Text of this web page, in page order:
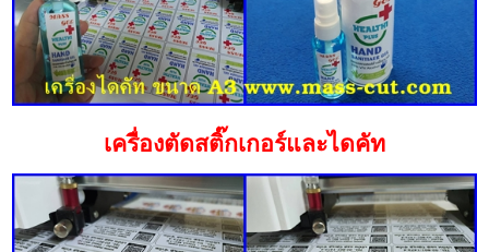
เครื่องตัดสติ๊กเกอร์และไดคัท